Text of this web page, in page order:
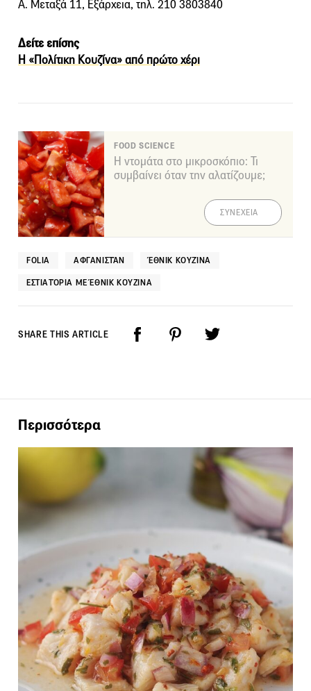
Α. Μεταξά 11, Εξάρχεια, τηλ. 210 3803840
Δείτε επίσης
Η «Πολίτικη Κουζίνα» από πρώτο χέρι
FOOD SCIENCE
Η ντομάτα στο μικροσκόπιο: Τι
συμβαίνει όταν την αλατίζουμε;
ΣΥΝΕΧΕΙΑ
FOLIA ΑΦΓΑΝΙΣΤΆΝ ΈΘΝΙΚ ΚΟΥΖΊΝΑ
ΕΣΤΙΑΤΌΡΙΑ ΜΕ ΈΘΝΙΚ ΚΟΥΖΊΝΑ
SHARE THIS ARTICLE
Περισσότερα